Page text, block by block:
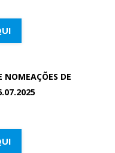
NOMEAÇÕES DE